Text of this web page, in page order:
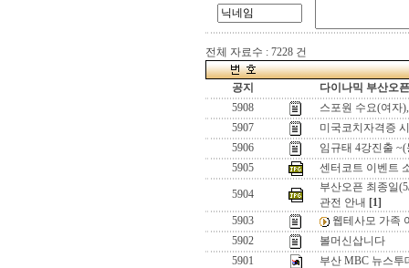
전체 자료수 : 7228 건
공지
다이나믹 부산오
5908
스포원 수요(여자
5907
미국코치자격증
5906
임규태 4강진출
5905
센터코트 이벤트
5904
부산오픈 최종일
관전 안내 [1]
5903
웹테사모 가족
5902
볼머신삽니다
5901
부산 MBC 뉴스투